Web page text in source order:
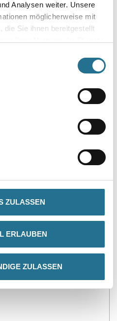
Analysen weiter. Unsere
möglicherweise mit
die Sie ihnen bereitgestellt
ZULASSEN
ERLAUBEN
ZULASSEN
Wunschfarbton
Verarbeitung und Trocknung: +8